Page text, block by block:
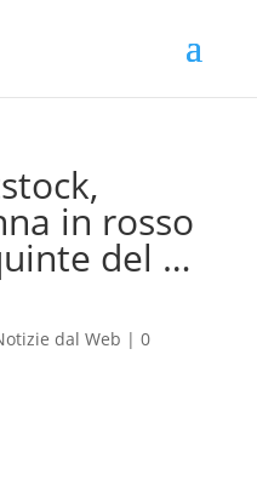
in rosso
del …
dal Web | 0